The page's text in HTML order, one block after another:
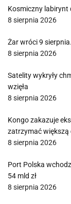
Kosmiczny
8 sierpnia 2026
Żar wróci 9
8 sierpnia 2026
Satelity wykryły
wzięła
8 sierpnia 2026
Kongo zakazuje
zatrzymać
8 sierpnia 2026
Port Polska
54 mld zł
8 sierpnia 2026